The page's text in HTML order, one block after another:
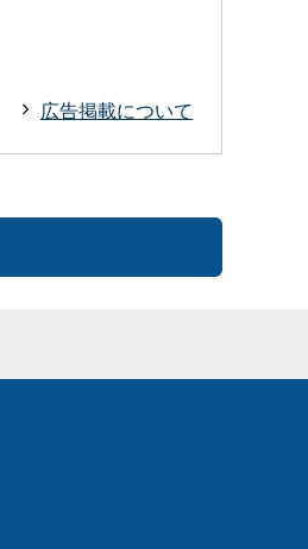
広告掲載について